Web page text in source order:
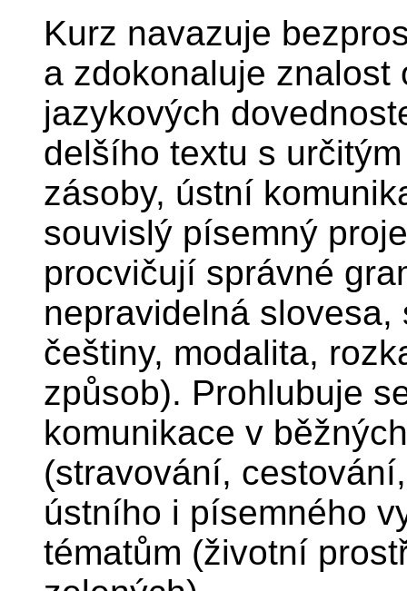
Kurz navazuje
a zdokonaluje znalost
jazykových
delšího textu s
zásoby, ústní
souvislý písemný
procvičují správné
nepravidelná
češtiny, modalita,
způsob). Prohlubuje
komunikace v
(stravování,
ústního i písemného
tématům (životní